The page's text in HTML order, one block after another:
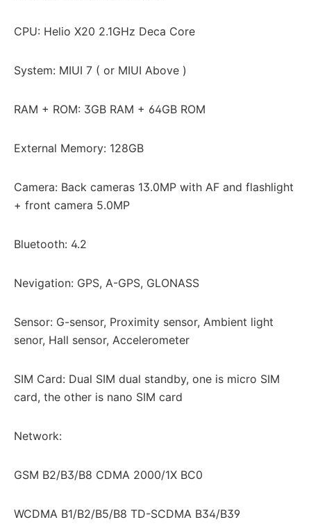
CPU: Helio X20 2.1GHz Deca Core
System: MIUI 7 ( or MIUI Above )
RAM + ROM: 3GB RAM + 64GB ROM
External Memory: 128GB
Camera: Back cameras 13.0MP with AF and flashlight
+ front camera 5.0MP
Bluetooth: 4.2
Nevigation: GPS, A-GPS, GLONASS
Sensor: G-sensor, Proximity sensor, Ambient light
senor, Hall sensor, Accelerometer
SIM Card: Dual SIM dual standby, one is micro SIM
card, the other is nano SIM card
Network:
GSM B2/B3/B8 CDMA 2000/1X BC0
WCDMA B1/B2/B5/B8 TD-SCDMA B34/B39